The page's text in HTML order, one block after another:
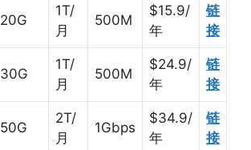
20G
1T/
月
500M
$15.9/
年
链
接
30G
1T/
月
500M
$24.9/
年
链
接
50G
2T/
月
1Gbps
$34.9/
年
链
接